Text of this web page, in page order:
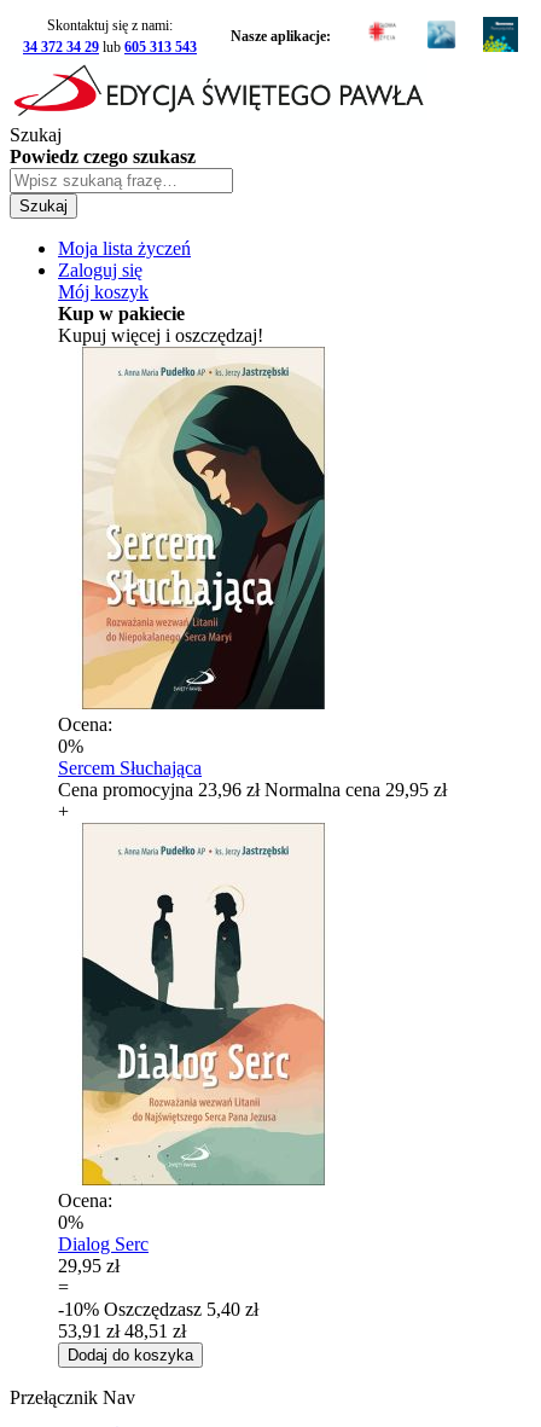
Skontaktuj się z nami:
34 372 34 29 lub 605 313 543
Nasze aplikacje:
Szukaj
Powiedz czego szukasz
Szukaj
Moja lista życzeń
Zaloguj się
Mój koszyk
Kup w pakiecie
Kupuj więcej i oszczędzaj!
Ocena:
0%
Sercem Słuchająca
Cena promocyjna 23,96 zł Normalna cena 29,95 zł
+
Ocena:
0%
Dialog Serc
29,95 zł
=
-10% Oszczędzasz 5,40 zł
53,91 zł 48,51 zł
Dodaj do koszyka
Przełącznik Nav